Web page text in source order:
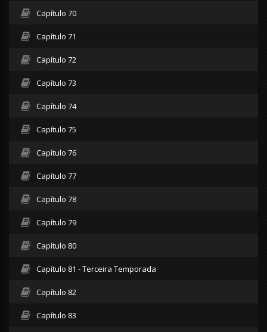
Capítulo 70
Capítulo 71
Capítulo 72
Capítulo 73
Capítulo 74
Capítulo 75
Capítulo 76
Capítulo 77
Capítulo 78
Capítulo 79
Capítulo 80
Capítulo 81 - Terceira Temporada
Capítulo 82
Capítulo 83